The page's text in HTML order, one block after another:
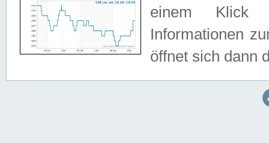
einem Klick
Informationen
öffnet sich dann